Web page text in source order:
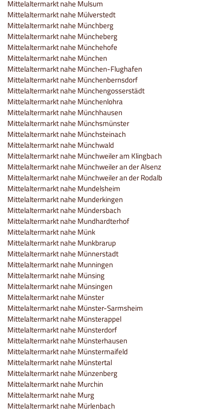
Mittelaltermarkt nahe Mulsum
Mittelaltermarkt nahe Mülverstedt
Mittelaltermarkt nahe Münchberg
Mittelaltermarkt nahe Müncheberg
Mittelaltermarkt nahe Münchehofe
Mittelaltermarkt nahe München
Mittelaltermarkt nahe München-Flughafen
Mittelaltermarkt nahe Münchenbernsdorf
Mittelaltermarkt nahe Münchengosserstädt
Mittelaltermarkt nahe Münchenlohra
Mittelaltermarkt nahe Münchhausen
Mittelaltermarkt nahe Münchsmünster
Mittelaltermarkt nahe Münchsteinach
Mittelaltermarkt nahe Münchwald
Mittelaltermarkt nahe Münchweiler am Klingbach
Mittelaltermarkt nahe Münchweiler an der Alsenz
Mittelaltermarkt nahe Münchweiler an der Rodalb
Mittelaltermarkt nahe Mundelsheim
Mittelaltermarkt nahe Munderkingen
Mittelaltermarkt nahe Mündersbach
Mittelaltermarkt nahe Mundhardterhof
Mittelaltermarkt nahe Münk
Mittelaltermarkt nahe Munkbrarup
Mittelaltermarkt nahe Münnerstadt
Mittelaltermarkt nahe Munningen
Mittelaltermarkt nahe Münsing
Mittelaltermarkt nahe Münsingen
Mittelaltermarkt nahe Münster
Mittelaltermarkt nahe Münster-Sarmsheim
Mittelaltermarkt nahe Münsterappel
Mittelaltermarkt nahe Münsterdorf
Mittelaltermarkt nahe Münsterhausen
Mittelaltermarkt nahe Münstermaifeld
Mittelaltermarkt nahe Münstertal
Mittelaltermarkt nahe Münzenberg
Mittelaltermarkt nahe Murchin
Mittelaltermarkt nahe Murg
Mittelaltermarkt nahe Mürlenbach